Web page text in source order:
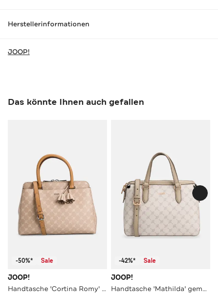
Herstellerinformationen
JOOP!
Das könnte Ihnen auch gefallen
-50%* Sale
JOOP!
Handtasche 'Cortina Romy' gemustert
-42%* Sale
JOOP!
Handtasche 'Mathilda' gemustert